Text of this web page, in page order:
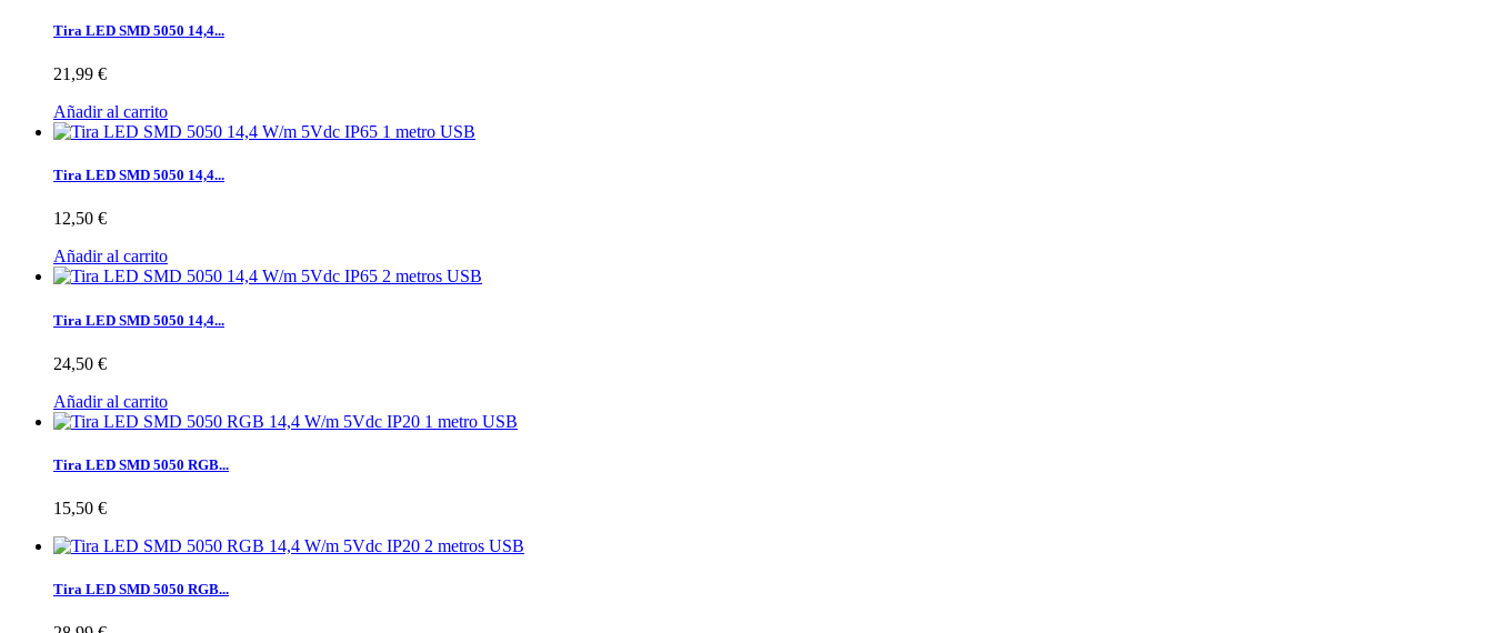
Tira LED SMD 5050 14,4...
21,99 €
Añadir al carrito
Tira LED SMD 5050 14,4...
12,50 €
Añadir al carrito
Tira LED SMD 5050 14,4...
24,50 €
Añadir al carrito
Tira LED SMD 5050 RGB...
15,50 €
Tira LED SMD 5050 RGB...